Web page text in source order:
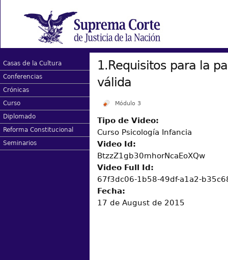
Casas de la Cultura
Conferencias
Crónicas
Curso
Diplomado
Reforma Constitucional
Seminarios
1.Requisitos para la
válida
Módulo 3
Tipo de Video:
Curso Psicología Infancia
Video Id:
BtzzZ1gb30mhorNcaEoXQw
Video Full Id:
67f3dc06-1b58-49df-a1a2-
Fecha:
17 de August de 2015